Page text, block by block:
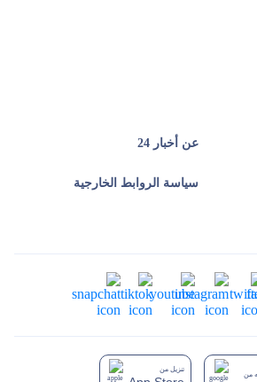
عن أخبار 24
سياسة الروابط الخارجية
تنزيل من
من